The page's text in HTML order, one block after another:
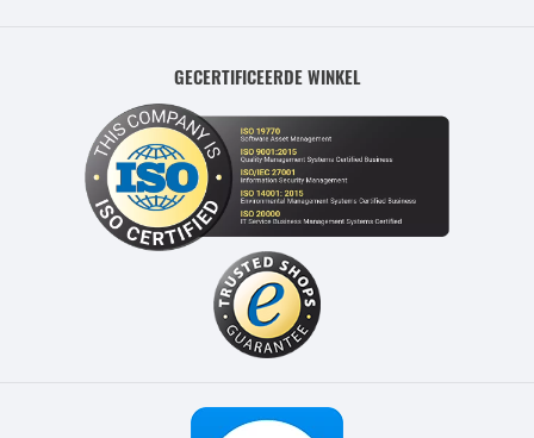
GECERTIFICEERDE WINKEL